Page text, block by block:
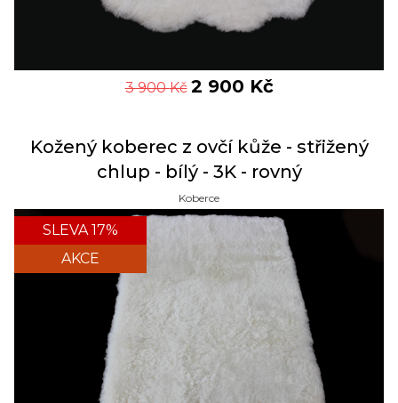
3 900Kč 2 900 Kč
Kožený koberec z ovčí kůže - střižený
chlup - bílý - 3K - rovný
Koberce
SLEVA 17%
AKCE